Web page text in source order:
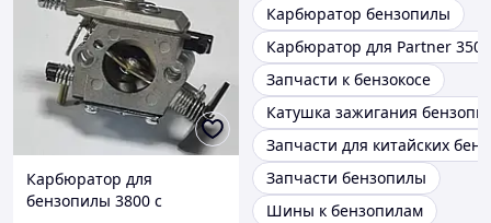
Карбюратор для
бензопилы 3800 с
Карбюратор бензопилы
Карбюратор для Partner 350
Запчасти к бензокосе
Катушка зажигания
Запчасти для китайских
Запчасти бензопилы
Шины к бензопилам